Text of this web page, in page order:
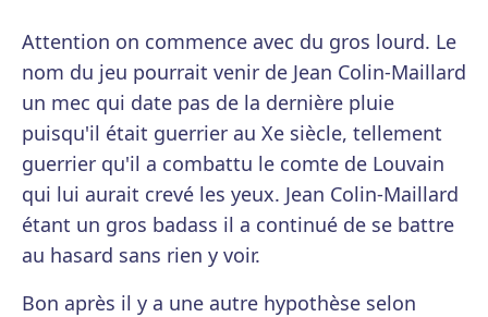
Attention on commence avec du gros lourd. Le
nom du jeu pourrait venir de Jean Colin-Maillard
un mec qui date pas de la dernière pluie
puisqu'il était guerrier au Xe siècle, tellement
guerrier qu'il a combattu le comte de Louvain
qui lui aurait crevé les yeux. Jean Colin-Maillard
étant un gros badass il a continué de se battre
au hasard sans rien y voir.
Bon après il y a une autre hypothèse selon